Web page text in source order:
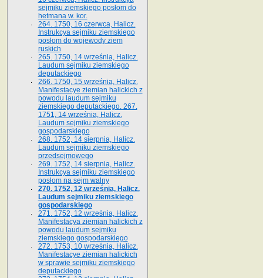
sejmiku ziemskiego posłom do
hetmana w. kor.
264. 1750, 16 czerwca, Halicz.
Instrukcya sejmiku ziemskiego
posłom do wojewody ziem
ruskich
265. 1750, 14 września, Halicz.
Laudum sejmiku ziemskiego
deputackiego
266. 1750, 15 września, Halicz.
Manifestacye ziemian halickich z
powodu laudum sejmiku
ziemskiego deputackiego. 267.
1751, 14 września, Halicz.
Laudum sejmiku ziemskiego
gospodarskiego
268. 1752, 14 sierpnia, Halicz.
Laudum sejmiku ziemskiego
przedsejmowego
269. 1752, 14 sierpnia, Halicz.
Instrukcya sejmiku ziemskiego
posłom na sejm walny
270. 1752, 12 września, Halicz.
Laudum sejmiku ziemskiego
gospodarskiego
271. 1752, 12 września, Halicz.
Manifestacya ziemian halickich z
powodu laudum sejmiku
ziemskiego gospodarskiego
272. 1753, 10 września, Halicz.
Manifestacye ziemian halickich
w sprawie sejmiku ziemskiego
deputackiego